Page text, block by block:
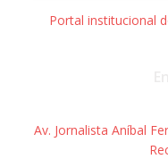
Portal institucional
Av. Jornalista Aníbal